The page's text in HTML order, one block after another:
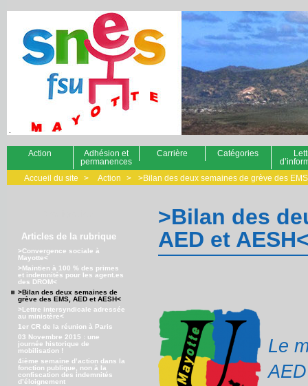
Action
Adhésion et
permanences
Carrière Catégories
Accueil du site
> Action > >Bilan des deux semaines de grève des
>Bilan des
AED et
Le
Articles de la rubrique
>Convergence sociale à
Mayotte<
>Maintien à 100 % des primes
et indemnités pour les agent.es
des DROM<
>Bilan des deux semaines de
grève des EMS, AED et AESH<
>Lettre intersyndicale adressée
au ministère<
1er CR de la réunion à Paris
03 Novembre 2015 : une
journée historique de
mobilisation !
4ième semaine d’action dans la
fonction publique, non à la
confiscation des indemnités
d’éloignement